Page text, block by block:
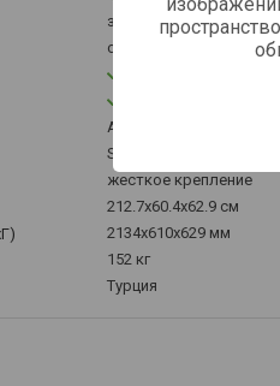
звуковой и оптический
сенсорное
A+
SN, N, ST, T
жесткое крепление
212.7x60.4x62.9 см
2134x610x629 мм
152 кг
Турция